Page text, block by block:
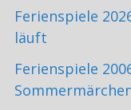
Ferienspiele
läuft
Ferienspiele